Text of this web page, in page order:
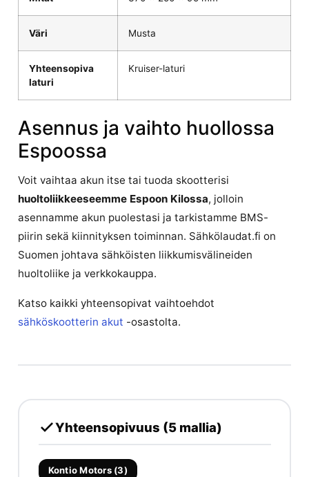
Väri Musta
Yhteensopiva
laturi
Kruiser-laturi
Asennus ja vaihto huollossa
Espoossa
Voit vaihtaa akun itse tai tuoda skootterisi
huoltoliikkeeseemme Espoon Kilossa, jolloin
asennamme akun puolestasi ja tarkistamme BMS-
piirin sekä kiinnityksen toiminnan. Sähkölaudat.fi on
Suomen johtava sähköisten liikkumisvälineiden
huoltoliike ja verkkokauppa.
Katso kaikki yhteensopivat vaihtoehdot
sähköskootterin akut -osastolta.
Yhteensopivuus (5 mallia)
Kontio Motors (3)